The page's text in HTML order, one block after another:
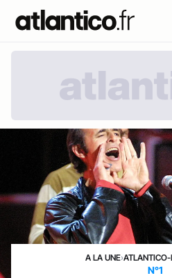
A LA UNE›ATLANTICO-
N°1